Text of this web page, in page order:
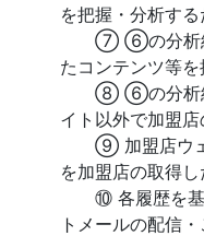
を把握・分析する
⑦ ⑥の分析結
たコンテンツ等
⑧ ⑥の分析結
イト以外で加盟
⑨ 加盟店ウェ
を加盟店の取得
⑩ 各履歴を基
トメールの配信